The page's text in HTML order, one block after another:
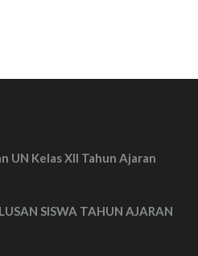
UN Kelas XII Tahun Ajaran
SISWA TAHUN AJARAN